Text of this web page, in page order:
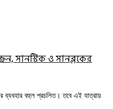
সানস্টিক ও সানব্লকের
ব্যবহার বহুল প্রচলিত। তবে এই যাত্রায়